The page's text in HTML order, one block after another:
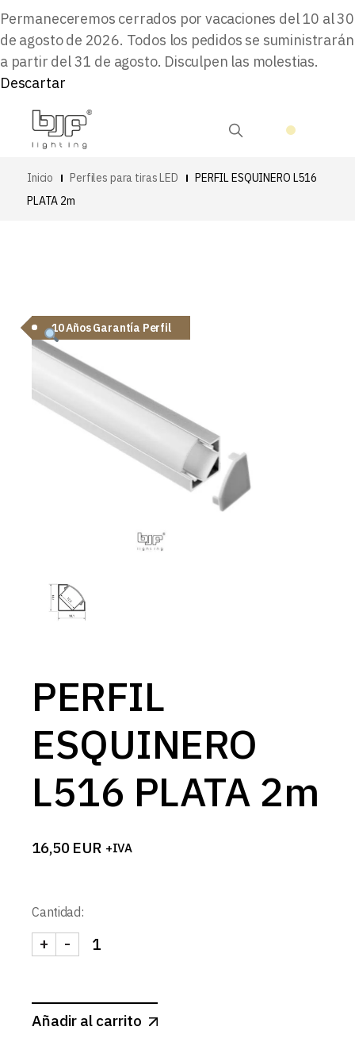
Permaneceremos cerrados por vacaciones del 10 al 30
de agosto de 2026. Todos los pedidos se suministrarán
a partir del 31 de agosto. Disculpen las molestias.
Descartar
Inicio Perfiles para tiras LED
PERFIL ESQUINERO L516
PLATA 2m
10 Años Garantía Perfil
PERFIL
ESQUINERO
L516 PLATA 2m
16,50 EUR +IVA
Cantidad:
PERFIL ESQUINERO L516 PLATA 2m cantidad
-
+
Añadir al carrito